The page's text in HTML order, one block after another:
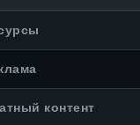
контент